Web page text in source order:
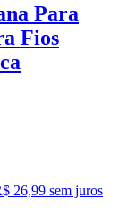
Para
Fios
26,99 sem juros